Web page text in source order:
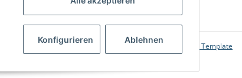
Konfigurieren Ablehnen
Powered by JTL-Shop|FIRE JTL-Shop Template